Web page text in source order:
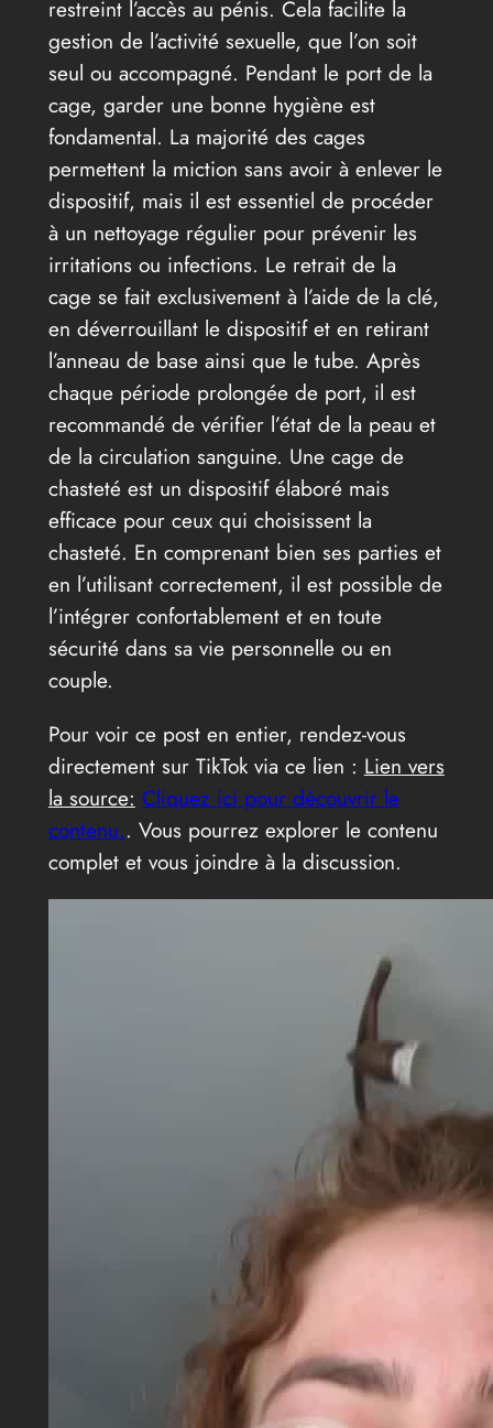
restreint l’accès au pénis. Cela facilite la
gestion de l’activité sexuelle, que l’on soit
seul ou accompagné. Pendant le port de la
cage, garder une bonne hygiène est
fondamental. La majorité des cages
permettent la miction sans avoir à enlever le
dispositif, mais il est essentiel de procéder
à un nettoyage régulier pour prévenir les
irritations ou infections. Le retrait de la
cage se fait exclusivement à l’aide de la clé,
en déverrouillant le dispositif et en retirant
l’anneau de base ainsi que le tube. Après
chaque période prolongée de port, il est
recommandé de vérifier l’état de la peau et
de la circulation sanguine. Une cage de
chasteté est un dispositif élaboré mais
efficace pour ceux qui choisissent la
chasteté. En comprenant bien ses parties et
en l’utilisant correctement, il est possible de
l’intégrer confortablement et en toute
sécurité dans sa vie personnelle ou en
couple.
Pour voir ce post en entier, rendez-vous
directement sur TikTok via ce lien : Lien vers
la source: Cliquez ici pour découvrir le
contenu.. Vous pourrez explorer le contenu
complet et vous joindre à la discussion.